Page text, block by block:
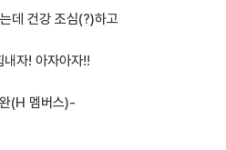
데 건강 조심(?)하고
내자! 아자아자!!
(H 멤버스)-